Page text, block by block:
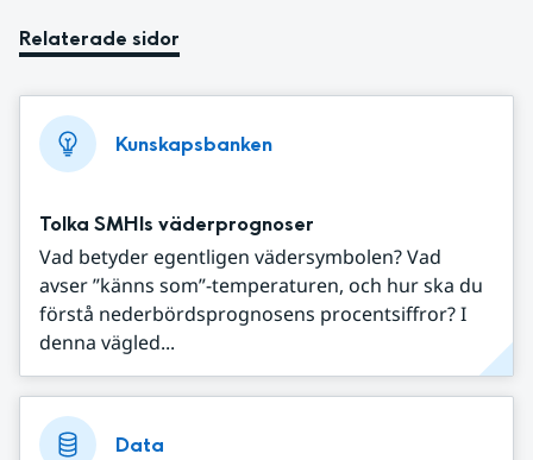
Relaterade sidor
Kunskapsbanken
Tolka SMHIs väderprognoser
Vad betyder egentligen vädersymbolen? Vad
avser ”känns som”-temperaturen, och hur ska du
förstå nederbördsprognosens procentsiffror? I
denna vägled...
Data